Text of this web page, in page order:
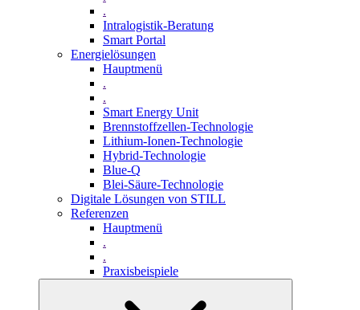
.
Intralogistik-Beratung
Smart Portal
Energielösungen
Hauptmenü
.
.
Smart Energy Unit
Brennstoffzellen-Technologie
Lithium-Ionen-Technologie
Hybrid-Technologie
Blue-Q
Blei-Säure-Technologie
Digitale Lösungen von STILL
Referenzen
Hauptmenü
.
.
Praxisbeispiele